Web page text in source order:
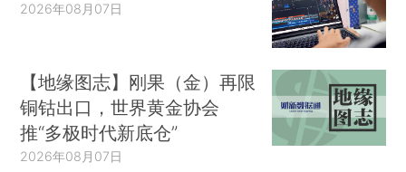
2026年08月07日
【地缘图志】刚果（金）再限
铜钴出口，世界黄金协会
推“多极时代新底仓”
2026年08月07日